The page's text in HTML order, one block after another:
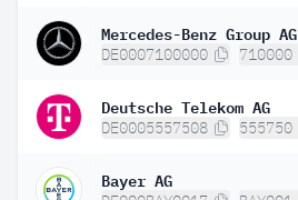
Mercedes-Benz Group AG
DE0007100000 710000
Deutsche Telekom AG
DE0005557508 555750
Bayer AG